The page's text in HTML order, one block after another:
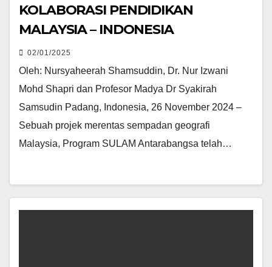
KOLABORASI PENDIDIKAN
MALAYSIA – INDONESIA
02/01/2025
Oleh: Nursyaheerah Shamsuddin, Dr. Nur Izwani
Mohd Shapri dan Profesor Madya Dr Syakirah
Samsudin Padang, Indonesia, 26 November 2024 –
Sebuah projek merentas sempadan geografi
Malaysia, Program SULAM Antarabangsa telah…